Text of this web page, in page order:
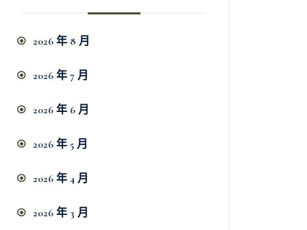
2026 年 8 月
2026 年 7 月
2026 年 6 月
2026 年 5 月
2026 年 4 月
2026 年 3 月